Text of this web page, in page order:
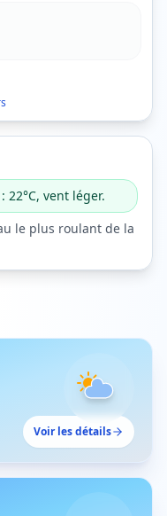
22°C, vent léger.
le plus roulant de la
Voir les détails